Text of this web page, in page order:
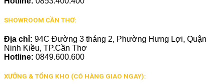
SHOWROOM CẦN THƠ:
Địa chỉ: 94C Đường 3 tháng 2, Phường Hưng Lợi, Quận
Ninh Kiều, TP.Cần Thơ
Hotline: 0849.600.600
XƯỞNG & TỔNG KHO (CÓ HÀNG GIAO NGAY):